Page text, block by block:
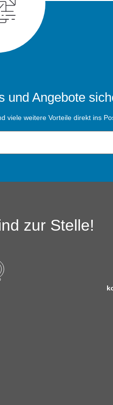
und Angebote
viele weitere Vorteile direkt ins
zur Stelle!